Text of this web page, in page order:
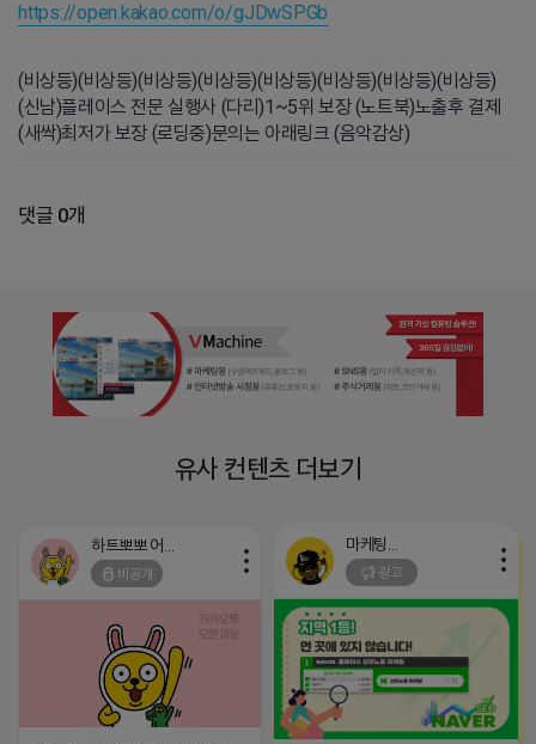
https://open.kakao.com/o/gJDwSPGb
(비상등)(비상등)(비상등)(비상등)(비상등)(비상등)(비상등)(비상등)
(신남)플레이스 전문 실행사 (다리)1~5위 보장 (노트북)노출후 결제
(새싹)최저가 보장 (로딩중)문의는 아래링크 (음악감상)
댓글 0개
유사 컨텐츠 더보기
비공개 광고